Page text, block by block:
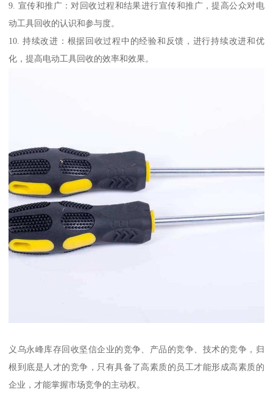
9. 宣传和推广：对回收过程和结果进行宣传和推广，提高公众对电
动工具回收的认识和参与度。
10. 持续改进：根据回收过程中的经验和反馈，进行持续改进和优
化，提高电动工具回收的效率和效果。
义乌永峰库存回收坚信企业的竞争、产品的竞争、技术的竞争，归
根到底是人才的竞争，只有具备了高素质的员工才能形成高素质的
企业，才能掌握市场竞争的主动权。